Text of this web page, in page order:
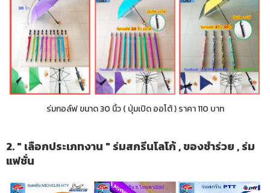
ร่มกอล์ฟ ขนาด 30 นิ้ว ( ปุ่มเปิด ออโต้ ) ราคา 110 บาท
2. " เลือกประเภทงาน " ร่มสกรีนโลโก้ , ของชำร่วย , ร่ม
แฟชั่น